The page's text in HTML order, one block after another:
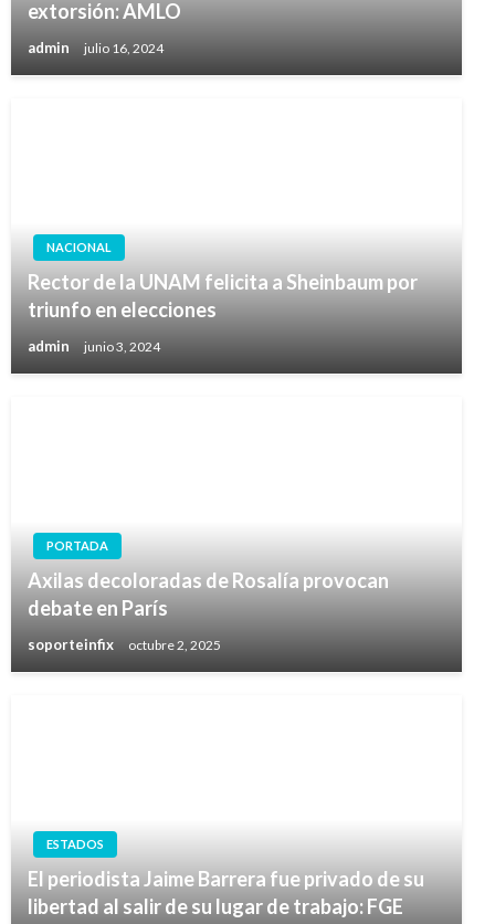
extorsión: AMLO
admin julio 16, 2024
NACIONAL
Rector de la UNAM felicita a Sheinbaum por
triunfo en elecciones
admin junio 3, 2024
PORTADA
Axilas decoloradas de Rosalía provocan
debate en París
soporteinfix octubre 2, 2025
ESTADOS
El periodista Jaime Barrera fue privado de su
libertad al salir de su lugar de trabajo: FGE